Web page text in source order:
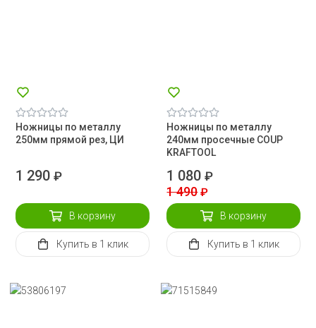
Ножницы по металлу
250мм прямой рез, ЦИ
1 290 ₽
В корзину
Купить в 1 клик
Ножницы по металлу
240мм просечные COUP
KRAFTOOL
1 080₽
1 490 ₽
В корзину
Купить в 1 клик